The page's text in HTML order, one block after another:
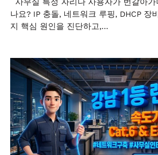
사무실 특정 자리나 사용자가 번갈아가
나요? IP 충돌, 네트워크 루핑, DHCP 장
지 핵심 원인을 진단하고,…